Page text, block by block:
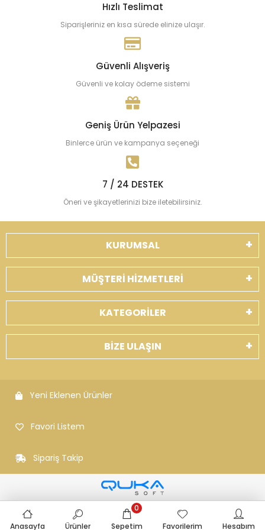
Hızlı Teslimat
Siparişleriniz en kısa sürede elinize ulaşır.
Güvenli Alışveriş
Güvenli ve kolay ödeme sistemi
Geniş Ürün Yelpazesi
Binlerce ürün ve kampanya seçeneği
7 / 24 DESTEK
Öneri ve şikayetlerinizi bize iletebilirsiniz.
KURUMSAL
MÜŞTERİ HİZMETLERİ
KATEGORİLER
BİZE ULAŞIN
Yeni Eklenen Ürünler
Favori Listem
Sipariş Takip
Anasayfa Ürünler Sepetim
0
Favorilerim
Hesabım